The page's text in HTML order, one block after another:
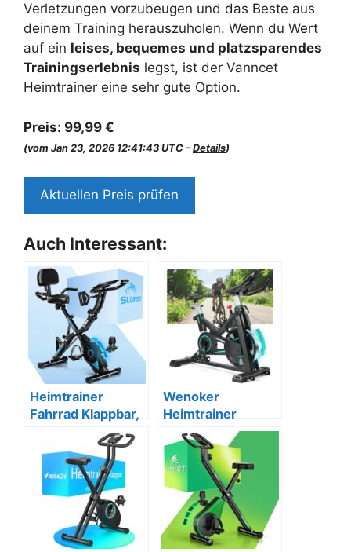
Verletzungen vorzubeugen und das Beste aus
deinem Training herauszuholen. Wenn du Wert
auf ein leises, bequemes und platzsparendes
Trainingserlebnis legst, ist der Vanncet
Heimtrainer eine sehr gute Option.
Preis: 99,99 €
(vom Jan 23, 2026 12:41:43 UTC –Details)
Aktuellen Preis prüfen
Auch Interessant:
Heimtrainer
Fahrrad Klappbar,
Leise, bis 160KG
Wenoker
Heimtrainer
Fahrrad, APP, bis
160KG